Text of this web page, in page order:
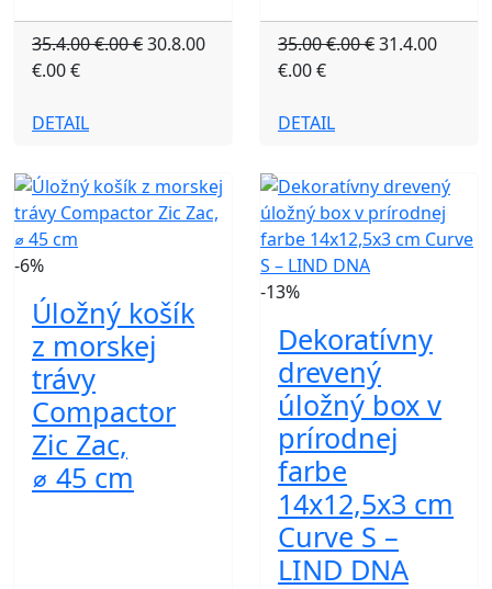
35.4.00 €.00 €30.8.00
€.00 €
DETAIL
35.00 €.00 €31.4.00
€.00 €
DETAIL
-6%
Úložný košík
z morskej
trávy
Compactor
Zic Zac,
⌀ 45 cm
-13%
Dekoratívny
drevený
úložný box v
prírodnej
farbe
14x12,5x3 cm
Curve S –
LIND DNA